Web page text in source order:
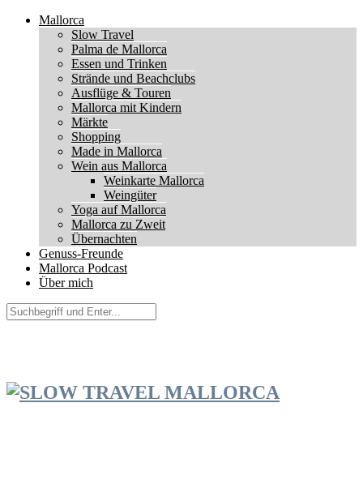
Mallorca
Slow Travel
Palma de Mallorca
Essen und Trinken
Strände und Beachclubs
Ausflüge & Touren
Mallorca mit Kindern
Märkte
Shopping
Made in Mallorca
Wein aus Mallorca
Weinkarte Mallorca
Weingüter
Yoga auf Mallorca
Mallorca zu Zweit
Übernachten
Genuss-Freunde
Mallorca Podcast
Über mich